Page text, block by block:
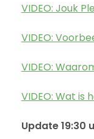
VIDEO: Jouk
VIDEO:
VIDEO:
VIDEO: Wat is
Update 19:30